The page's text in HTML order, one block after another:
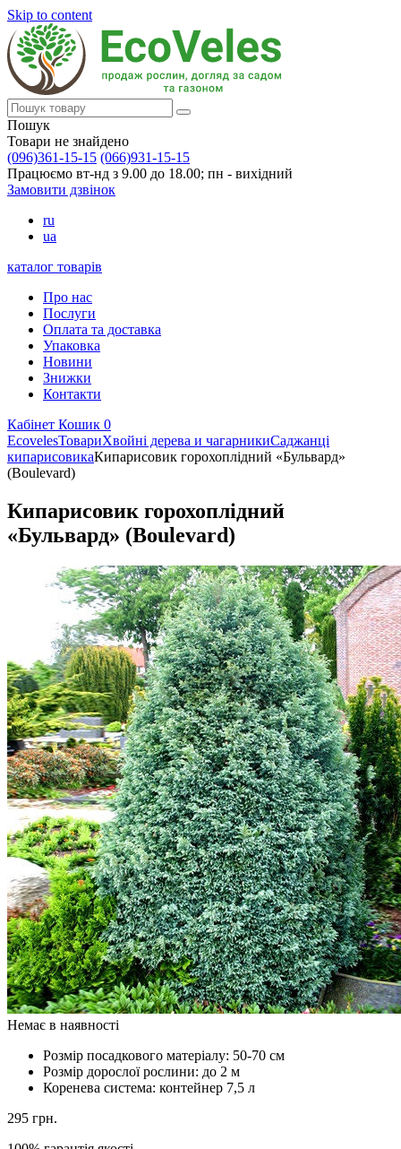
Skip to content
Пошук
Товари не знайдено
(096)361-15-15 (066)931-15-15
Працюємо вт-нд з 9.00 до 18.00; пн - вихідний
Замовити дзвінок
ru
ua
каталог товарів
Про нас
Послуги
Оплата та доставка
Упаковка
Новини
Знижки
Контакти
Кабінет Кошик 0
EcovelesТовариХвойні дерева и чагарникиСаджанці
кипарисовикаКипарисовик горохоплідний «Бульвард»
(Boulevard)
Кипарисовик горохоплідний
«Бульвард» (Boulevard)
Немає в наявності
Розмір посадкового матеріалу: 50-70 см
Розмір дорослої рослини: до 2 м
Коренева система: контейнер 7,5 л
295 грн.